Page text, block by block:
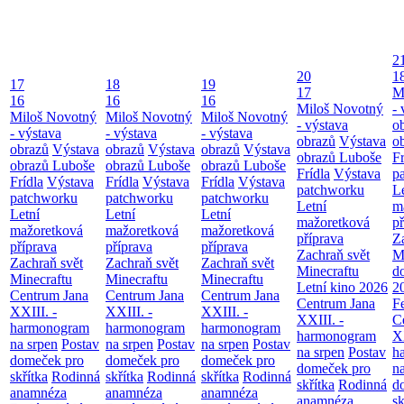
17
16
Miloš Novotný
- výstava
obrazů Výstava
obrazů Luboše
Frídla Výstava
patchworku
Letní
mažoretková
příprava
Zachraň svět
Minecraftu
Centrum Jana
XXIII. -
harmonogram
na srpen Postav
domeček pro
skřítka Rodinná
anamnéza
18
16
Miloš Novotný
- výstava
obrazů Výstava
obrazů Luboše
Frídla Výstava
patchworku
Letní
mažoretková
příprava
Zachraň svět
Minecraftu
Centrum Jana
XXIII. -
harmonogram
na srpen Postav
domeček pro
skřítka Rodinná
anamnéza
19
16
Miloš Novotný
- výstava
obrazů Výstava
obrazů Luboše
Frídla Výstava
patchworku
Letní
mažoretková
příprava
Zachraň svět
Minecraftu
Centrum Jana
XXIII. -
harmonogram
na srpen Postav
domeček pro
skřítka Rodinná
anamnéza
20
17
Miloš Novotný
- výstava
obrazů Výstava
obrazů Luboše
Frídla Výstava
patchworku
Letní
mažoretková
příprava
Zachraň svět
Minecraftu
Letní kino 2026
Centrum Jana
XXIII. -
harmonogram
na srpen Postav
domeček pro
skřítka Rodinná
anamnéza
-